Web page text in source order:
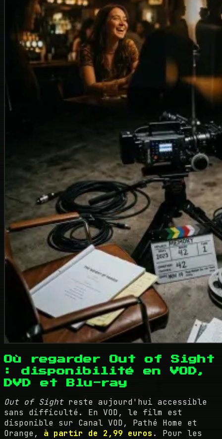
Où regarder Out of Sight
: disponibilité en VOD,
DVD et Blu-ray
Out of Sightreste aujourd'hui accessible
sans difficulté. En VOD, le film est
disponible sur Canal VOD, Pathé Home et
Orange, à partir de 2,99 euros . Pour les